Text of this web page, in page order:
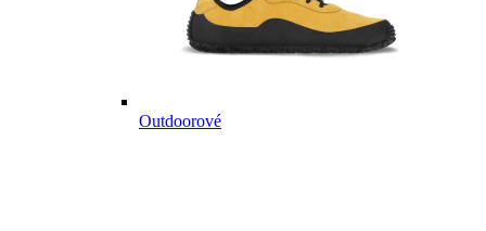
Outdoorové